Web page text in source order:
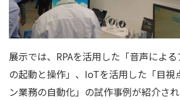
展示では、RPAを活用した「音声によ
の起動と操作」、IoTを活用した「目視
ン業務の自動化」の試作事例が紹介さ